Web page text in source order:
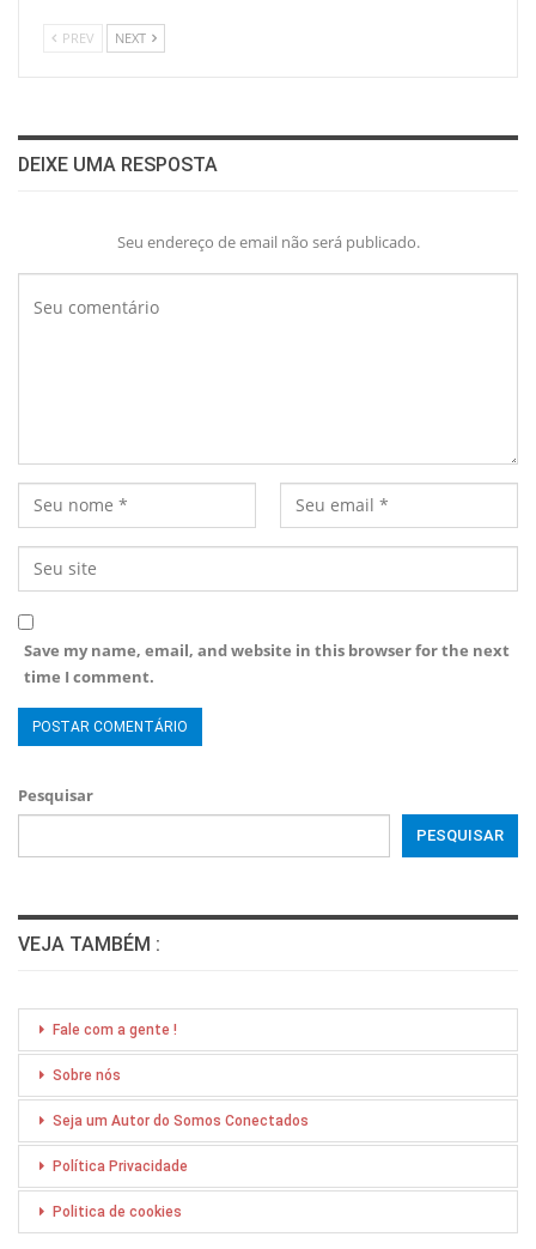
PREV NEXT
DEIXE UMA RESPOSTA
Seu endereço de email não será publicado.
Save my name, email, and website in this browser for the next
time I comment.
Pesquisar
PESQUISAR
VEJA TAMBÉM :
Fale com a gente !
Sobre nós
Seja um Autor do Somos Conectados
Política Privacidade
Politica de cookies